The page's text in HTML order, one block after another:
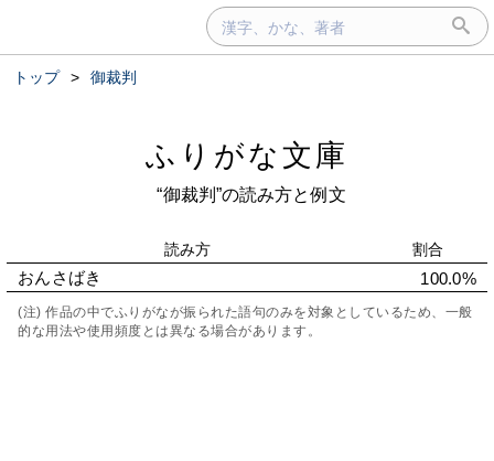
トップ > 御裁判
ふりがな文庫
“御裁判”の読み方と例文
読み方 割合
おんさばき 100.0%
(注) 作品の中でふりがなが振られた語句のみを対象としているため、一般
的な用法や使用頻度とは異なる場合があります。